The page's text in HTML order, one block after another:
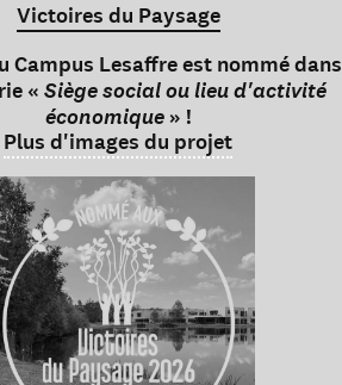
Victoires du Paysage
Campus Lesaffre est nommé dans
« Siège social ou lieu d'activité
économique» !
Plus d'images du projet